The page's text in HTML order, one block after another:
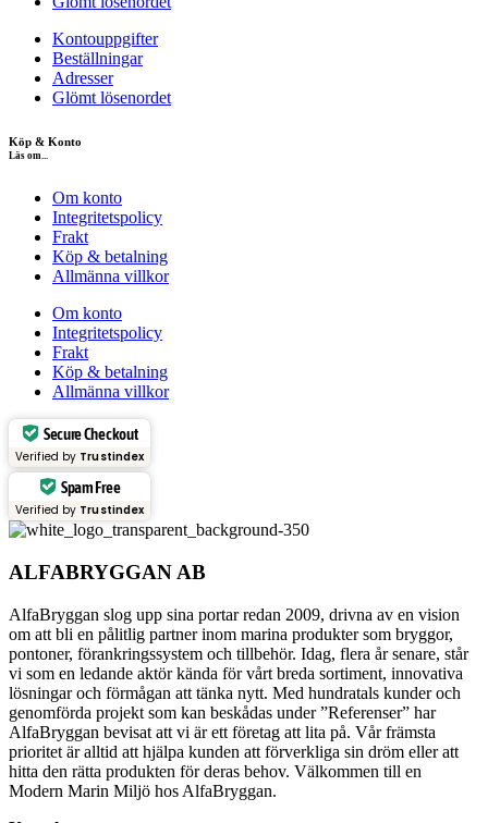
Kontouppgifter
Beställningar
Adresser
Glömt lösenordet
Köp & Konto
Läs om...
Om konto
Integritetspolicy
Frakt
Köp & betalning
Allmänna villkor
Om konto
Integritetspolicy
Frakt
Köp & betalning
Allmänna villkor
Secure Checkout
Verified by Trustindex
Spam Free
Verified by Trustindex
ALFABRYGGAN AB
AlfaBryggan slog upp sina portar redan 2009, drivna av en vision
om att bli en pålitlig partner inom marina produkter som bryggor,
pontoner, förankringssystem och tillbehör. Idag, flera år senare, står
vi som en ledande aktör kända för vårt breda sortiment, innovativa
lösningar och förmågan att tänka nytt. Med hundratals kunder och
genomförda projekt som kan beskådas under ”Referenser” har
AlfaBryggan bevisat att vi är ett företag att lita på. Vår främsta
prioritet är alltid att hjälpa kunden att förverkliga sin dröm eller att
hitta den rätta produkten för deras behov. Välkommen till en
Modern Marin Miljö hos AlfaBryggan.